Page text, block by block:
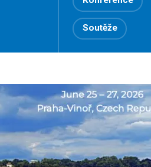
Soutěže